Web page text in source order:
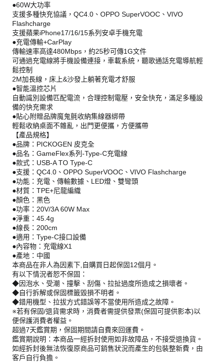
●60W大功率
支援多種快充協議，QC4.0、OPPO SuperVOOC、VIVO
Flashcharge
支援蘋果iPhone17/16/15系列安卓手機充電
●充電傳輸+CarPlay
傳輸速率高達480Mbps，約25秒可傳1G文件
可通過充電線將手機設備連接，車載系統，聽歌通話充電導航輕
鬆控制
2M加長線，床上&沙發上躺著充電才舒服
●智能溫控芯片
自動識別設備匹配電流，合理控制電壓，安全快充，滿足多種設
備的快充需求
●貼心附贈品牌魔鬼氈收納集線器綁帶
輕鬆收納桌面不雜亂，出門更便攜，方便攜帶
【產品規格】
●品牌：PICKOGEN 皮克全
●品名：GameFlex系列-Type-C充電線
●款式：USB-A TO Type-C
●支援：QC4.0、OPPO SuperVOOC、VIVO Flashcharge
●功能：充電、傳輸數據、LED燈、雙彎頭
●材質：TPE+尼龍編織
●顏色：黑色
●功率：20V/3A 60W Max
●淨重：45.4g
●線長：200cm
●適用：Type-C接口設備
●內容物：充電線X1
●產地：中國
本商品在非人為因素下,自購買日起保固12個月。
有以下情況者恕不保固：
◆因泡水、受潮、撞擊、刮傷、拉扯過度所造成之損壞者。
◆自行拆解或保固標籤毀損不明者。
◆錯用機型、拉拔方式錯誤等不當使用所造成之故障。
※若有保固/退貨需求時，消費者需提供發票(保固可提供影本)以
便保護消費者權益。
超過7天鑑賞期，保固期間請自費來回運費。
鑑賞期說明：本商品一經拆封使用如非故障品，不接受退換貨。
如經拆封後無法恢復原商品可銷售狀況而產生的包裝整新費，由
客戶自行負擔。